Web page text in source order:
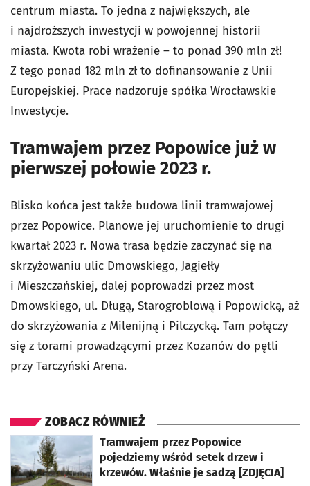
centrum miasta. To jedna z największych, ale
i najdroższych inwestycji w powojennej historii
miasta. Kwota robi wrażenie – to ponad 390 mln zł!
Z tego ponad 182 mln zł to dofinansowanie z Unii
Europejskiej. Prace nadzoruje spółka Wrocławskie
Inwestycje.
Tramwajem przez Popowice już w
pierwszej połowie 2023 r.
Blisko końca jest także budowa linii tramwajowej
przez Popowice. Planowe jej uruchomienie to drugi
kwartał 2023 r. Nowa trasa będzie zaczynać się na
skrzyżowaniu ulic Dmowskiego, Jagiełły
i Mieszczańskiej, dalej poprowadzi przez most
Dmowskiego, ul. Długą, Starogroblową i Popowicką, aż
do skrzyżowania z Milenijną i Pilczycką. Tam połączy
się z torami prowadzącymi przez Kozanów do pętli
przy Tarczyński Arena.
ZOBACZ RÓWNIEŻ
Tramwajem przez Popowice
pojedziemy wśród setek drzew i
krzewów. Właśnie je sadzą [ZDJĘCIA]
otworzy się w nowej karcie